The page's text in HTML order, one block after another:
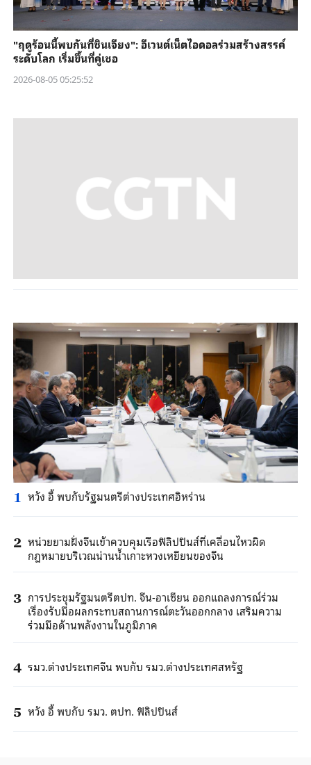
"ฤดูร้อนนี้พบกันที่ซินเจียง": อีเวนต์เน็ตไอดอลร่วมสร้างสรรค์
ระดับโลก เริ่มขึ้นที่คู่เชอ
2026-08-05 05:25:52
1 หวัง อี้ พบกับรัฐมนตรีต่างประเทศอิหร่าน
2 หน่วยยามฝั่งจีนเข้าควบคุมเรือฟิลิปปินส์ที่เคลื่อนไหวผิด
กฎหมายบริเวณน่านน้ำเกาะหวงเหยียนของจีน
3 การประชุมรัฐมนตรีตปท. จีน-อาเซียน ออกแถลงการณ์ร่วม
เรื่องรับมือผลกระทบสถานการณ์ตะวันออกกลาง เสริมความ
ร่วมมือด้านพลังงานในภูมิภาค
4 รมว.ต่างประเทศจีน พบกับ รมว.ต่างประเทศสหรัฐ
5 หวัง อี้ พบกับ รมว. ตปท. ฟิลิปปินส์